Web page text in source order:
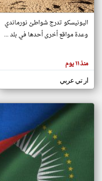
هنا عن
وجهة
كاتبيها.
اليونيسكو تدرج شواطئ نورماندي
وعدة مواقع أخرى أحدها في بلد ...
منذ ١١ يوم
ار تي عربي